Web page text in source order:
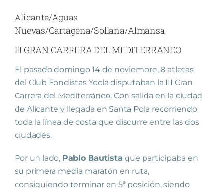
Alicante/Aguas
Nuevas/Cartagena/Sollana/Almansa
III GRAN CARRERA DEL MEDITERRANEO
El pasado domingo 14 de noviembre, 8 atletas
del Club Fondistas Yecla disputaban la III Gran
Carrera del Mediterráneo. Con salida en la ciudad
de Alicante y llegada en Santa Pola recorriendo
toda la línea de costa que discurre entre las dos
ciudades.
Por un lado, Pablo Bautista que participaba en
su primera media maratón en ruta,
consiguiendo terminar en 5ª posición, siendo